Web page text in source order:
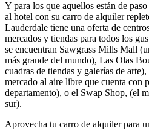
Y para los que aquellos están de
al hotel con su carro de alquiler
Lauderdale tiene una oferta de
mercados y tiendas para todos los
se encuentran Sawgrass Mills Mall
más grande del mundo), Las Olas
cuadras de tiendas y galerías de
mercado al aire libre que cuenta con
departamento), o el Swap Shop, (el
sur).
Aprovecha tu carro de alquiler para